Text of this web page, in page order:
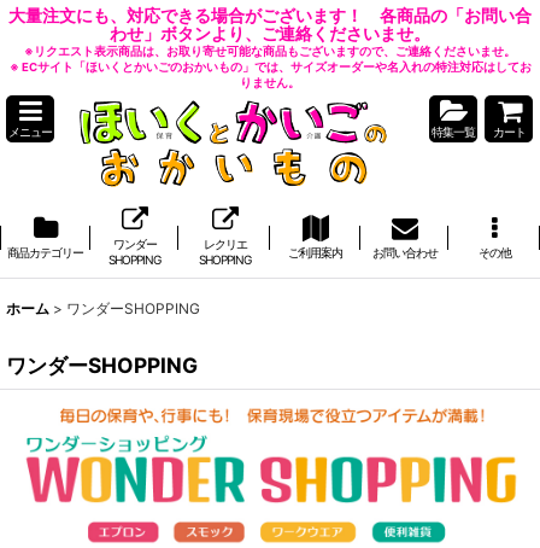
大量注文にも、対応できる場合がございます！ 各商品の「お問い合
わせ」ボタンより、ご連絡くださいませ。
※リクエスト表示商品は、お取り寄せ可能な商品もございますので、ご連絡くださいませ。
※ ECサイト「ほいくとかいごのおかいもの」では、サイズオーダーや名入れの特注対応はしてお
りません。
メニュー 特集一覧 カート
商品カテゴリー
ワンダー
SHOPPING
レクリエ
SHOPPING
ご利用案内 お問い合わせ その他
ホーム > ワンダーSHOPPING
ワンダーSHOPPING